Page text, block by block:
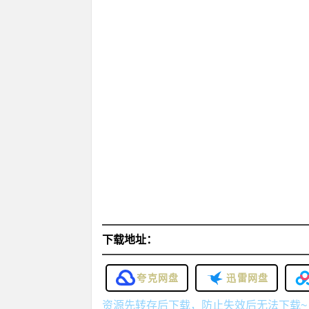
下载地址：
夸克网盘 迅雷网盘
资源先转存后下载，防止失效后无法下载~